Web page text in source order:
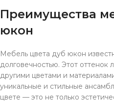
Преимущества
юкон
Мебель цвета дуб юкон
долговечностью. Этот оттенок
другими цветами и
уникальные и стильные
цвете — это не только